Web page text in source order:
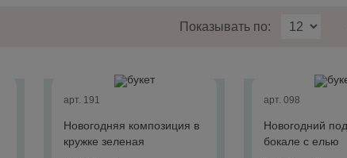
Показывать по:
арт. 191
Новогодняя композиция в
кружке зеленая
арт. 098
Новогодний
бокале с елью